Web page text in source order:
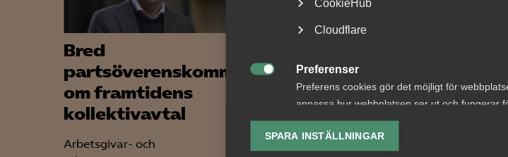
CookieHub
Cloudflare
Preferenser
Preferens cookies gör det möjligt för
anpassa hur webbplatsen ser ut och fungerar
lagring av vald valuta, region, språk eller
Analys-cookies
SPARA INSTÄLLNINGAR
Bred
partsöverenskommelse
om framtidens
kollektivavtal
Arbetsgivar- och
föräldraledighet – en
sammanfattning av
ändringar